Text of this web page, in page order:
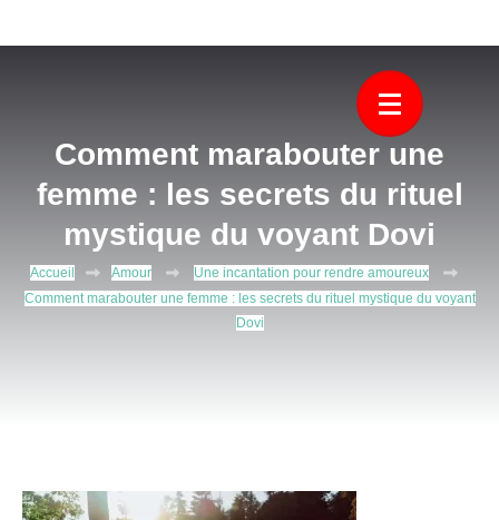
Le plus puissant voyant medium
Comment marabouter une
femme : les secrets du rituel
mystique du voyant Dovi
Accueil Amour
Une incantation pour rendre amoureux
Comment marabouter une femme : les secrets du rituel mystique du voyant
Dovi